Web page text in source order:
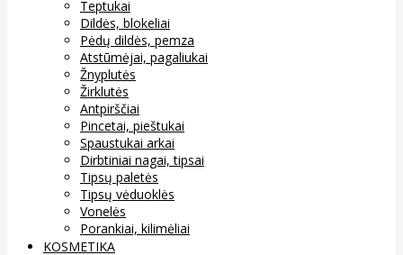
Teptukai
Dildės, blokeliai
Pėdų dildės, pemza
Atstūmėjai, pagaliukai
Žnyplutės
Žirklutės
Antpirščiai
Pincetai, pieštukai
Spaustukai arkai
Dirbtiniai nagai, tipsai
Tipsų paletės
Tipsų vėduoklės
Vonelės
Porankiai, kilimėliai
KOSMETIKA